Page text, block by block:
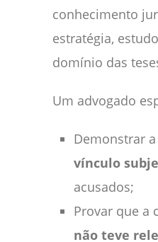
conhecimento
estratégia,
domínio das
Um advogado
Demonstrar a
vínculo
acusados;
Provar que a
não teve